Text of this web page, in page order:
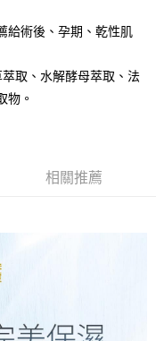
給術後、孕期、乾性肌
取、水解酵母萃取、法
物。
相關推薦